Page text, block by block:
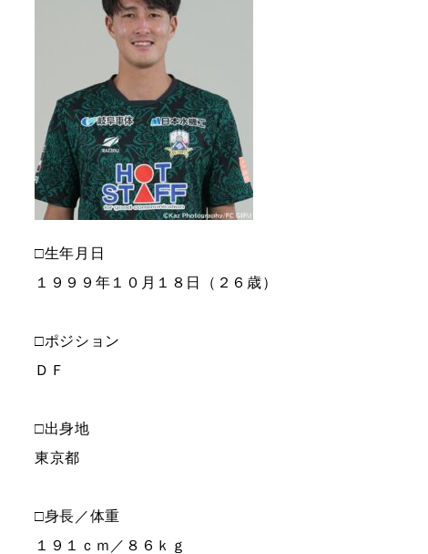
□生年月日
１９９９年１０月１８日（２６歳）
□ポジション
ＤＦ
□出身地
東京都
□身長／体重
１９１ｃｍ／８６ｋｇ